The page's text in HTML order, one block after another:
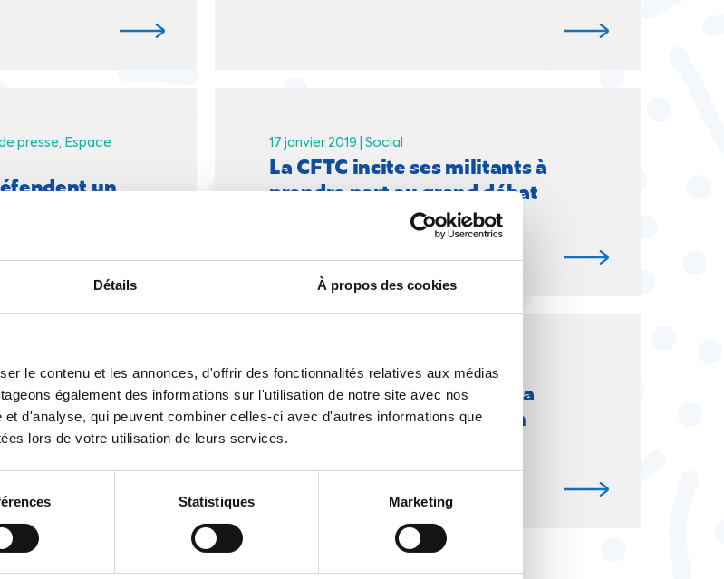
Détails À propos des cookies
le contenu et les annonces, d'offrir des fonctionnalités relatives aux médias
également des informations sur l'utilisation de notre site avec nos
d'analyse, qui peuvent combiner celles-ci avec d'autres informations que
lors de votre utilisation de leurs services.
Statistiques Marketing
presse
Espace
un
17 janvier 2019 | Social
La CFTC incite ses militants à
prendre part au grand débat
pour
système de
25 octobre 2018 |Social
Santé au travail : la CFTC va
participer à la concertation